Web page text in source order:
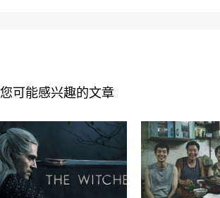
您可能感兴趣的文章